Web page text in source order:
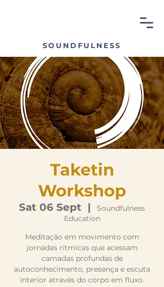
SOUNDFULNESS
Taketin
Workshop
Sat 06 Sept
  |
Soundfulness
Education
Meditação em movimento com
jornadas rítmicas que acessam
camadas profundas de
autoconhecimento, presença e escuta
interior através do corpo em fluxo.